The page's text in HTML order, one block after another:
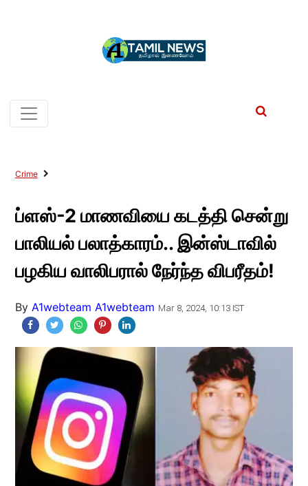
Crime
ப்ளஸ்-2 மாணவியை கடத்தி சென்று
பாலியல் பலாத்காரம்.. இன்ஸ்டாவில்
பழகிய வாலிபரால் நேர்ந்த விபரீதம்!
By A1webteam A1webteam Mar 8, 2024, 10:13 IST